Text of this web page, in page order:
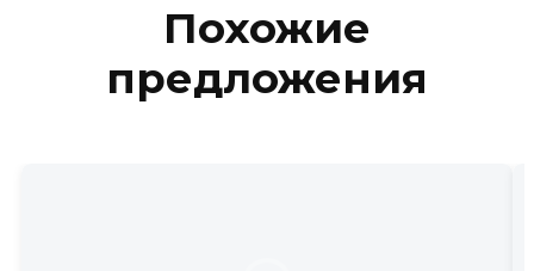
Похожие
предложения